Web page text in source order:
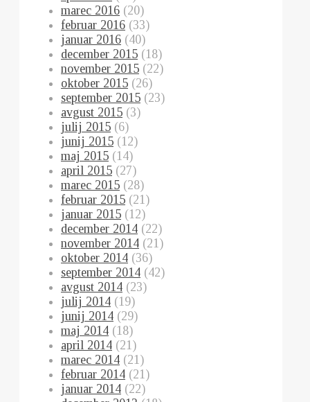
marec 2016 (20)
februar 2016 (33)
januar 2016 (40)
december 2015 (18)
november 2015 (22)
oktober 2015 (26)
september 2015 (23)
avgust 2015 (3)
julij 2015 (6)
junij 2015 (12)
maj 2015 (14)
april 2015 (27)
marec 2015 (28)
februar 2015 (21)
januar 2015 (12)
december 2014 (22)
november 2014 (21)
oktober 2014 (36)
september 2014 (42)
avgust 2014 (23)
julij 2014 (19)
junij 2014 (29)
maj 2014 (18)
april 2014 (21)
marec 2014 (21)
februar 2014 (21)
januar 2014 (22)